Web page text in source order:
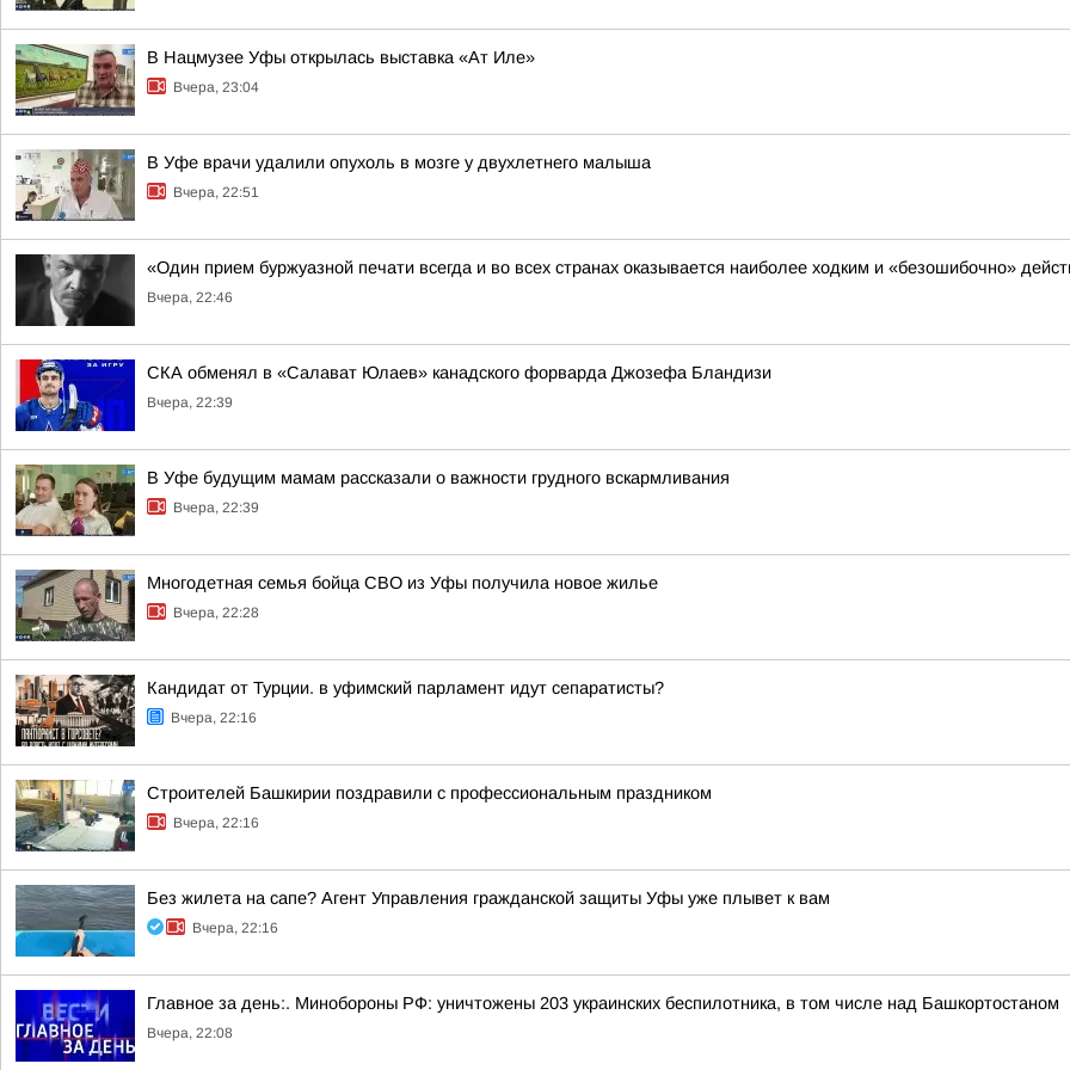
В Нацмузее Уфы открылась выставка «Ат Иле»
Вчера, 23:04
В Уфе врачи удалили опухоль в мозге у двухлетнего малыша
Вчера, 22:51
«Один прием буржуазной печати всегда и во всех странах оказывается наиболее ходким и «безошибочно»
Вчера, 22:46
СКА обменял в «Салават Юлаев» канадского форварда Джозефа Бландизи
Вчера, 22:39
В Уфе будущим мамам рассказали о важности грудного вскармливания
Вчера, 22:39
Многодетная семья бойца СВО из Уфы получила новое жилье
Вчера, 22:28
Кандидат от Турции. в уфимский парламент идут сепаратисты?
Вчера, 22:16
Строителей Башкирии поздравили с профессиональным праздником
Вчера, 22:16
Без жилета на сапе? Агент Управления гражданской защиты Уфы уже плывет к вам
Вчера, 22:16
Главное за день:. Минобороны РФ: уничтожены 203 украинских беспилотника, в том числе над Башкортостаном
Вчера, 22:08